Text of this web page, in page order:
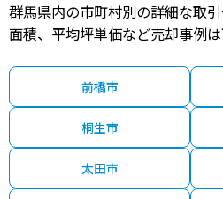
群馬県内の市町村別の詳細な取
面積、平均坪単価など売却事例
前橋市
桐生市
太田市